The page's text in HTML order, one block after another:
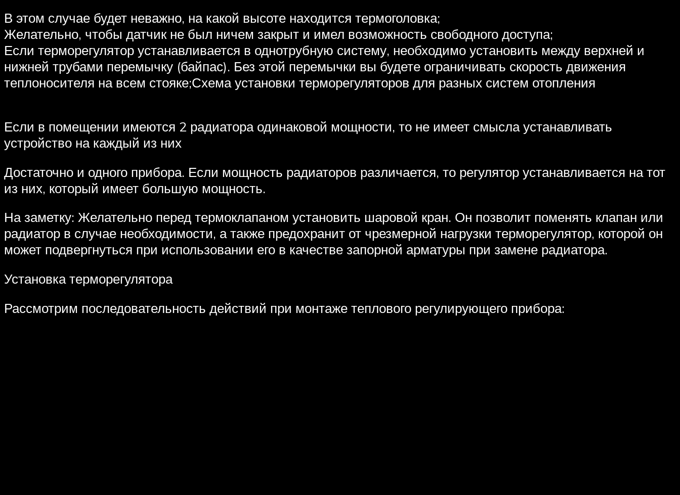
В этом случае будет неважно, на какой высоте находится термоголовка;
Желательно, чтобы датчик не был ничем закрыт и имел возможность свободного доступа;
Если терморегулятор устанавливается в однотрубную систему, необходимо установить между верхней и
нижней трубами перемычку (байпас). Без этой перемычки вы будете ограничивать скорость движения
теплоносителя на всем стояке;Схема установки терморегуляторов для разных систем отопления
Если в помещении имеются 2 радиатора одинаковой мощности, то не имеет смысла устанавливать
устройство на каждый из них
Достаточно и одного прибора. Если мощность радиаторов различается, то регулятор устанавливается на тот
из них, который имеет большую мощность.
На заметку: Желательно перед термоклапаном установить шаровой кран. Он позволит поменять клапан или
радиатор в случае необходимости, а также предохранит от чрезмерной нагрузки терморегулятор, которой он
может подвергнуться при использовании его в качестве запорной арматуры при замене радиатора.
Установка терморегулятора
Рассмотрим последовательность действий при монтаже теплового регулирующего прибора: